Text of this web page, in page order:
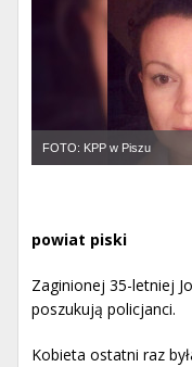
FOTO: KPP w Piszu
powiat piski
Zaginionej 35-letniej
poszukują policjanci.
Kobieta ostatni raz